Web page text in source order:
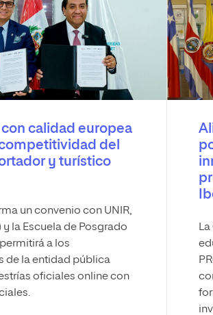
con calidad europea
del
y turístico
un convenio con UNIR,
y la Escuela de Posgrado
a los
de la entidad pública
oficiales online con